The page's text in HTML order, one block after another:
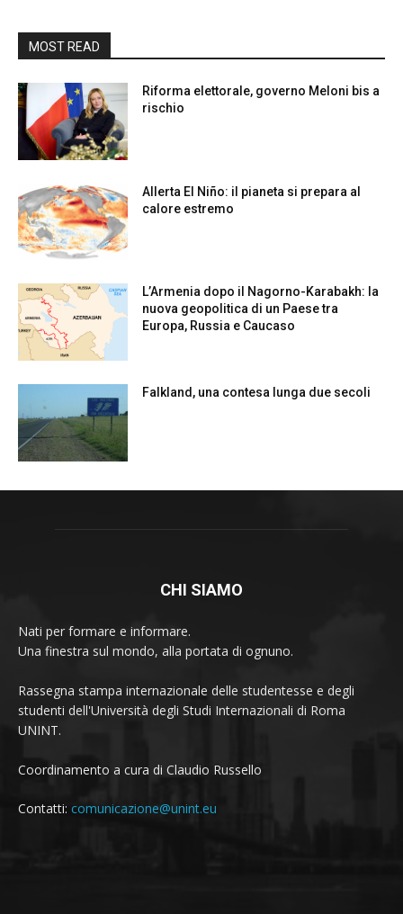
MOST READ
Riforma elettorale, governo Meloni bis a
rischio
Allerta El Niño: il pianeta si prepara al
calore estremo
L’Armenia dopo il Nagorno-Karabakh: la
nuova geopolitica di un Paese tra
Europa, Russia e Caucaso
Falkland, una contesa lunga due secoli
CHI SIAMO
Nati per formare e informare.
Una finestra sul mondo, alla portata di ognuno.
Rassegna stampa internazionale delle studentesse e degli
studenti dell'Università degli Studi Internazionali di Roma
UNINT.
Coordinamento a cura di Claudio Russello
Contatti: comunicazione@unint.eu